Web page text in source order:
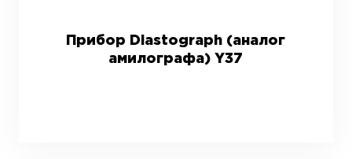
Прибор Diastograph (аналог
амилографа) Y37